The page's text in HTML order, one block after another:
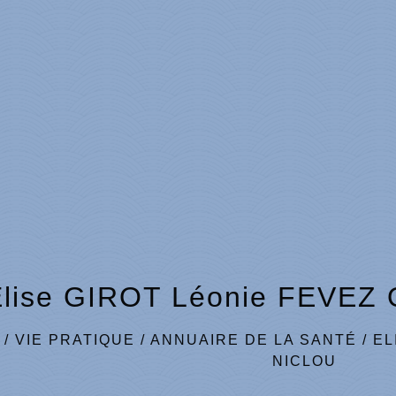
GIROT Léonie FEVEZ
/VIE PRATIQUE /ANNUAIRE DE LA SANTÉ /
NICLOU